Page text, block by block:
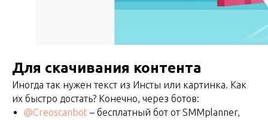
Для скачивания контента
Иногда так нужен текст из Инсты или картинка. Как
их быстро достать? Конечно, через ботов:
@Creoscanbot – бесплатный бот от SMMplanner,